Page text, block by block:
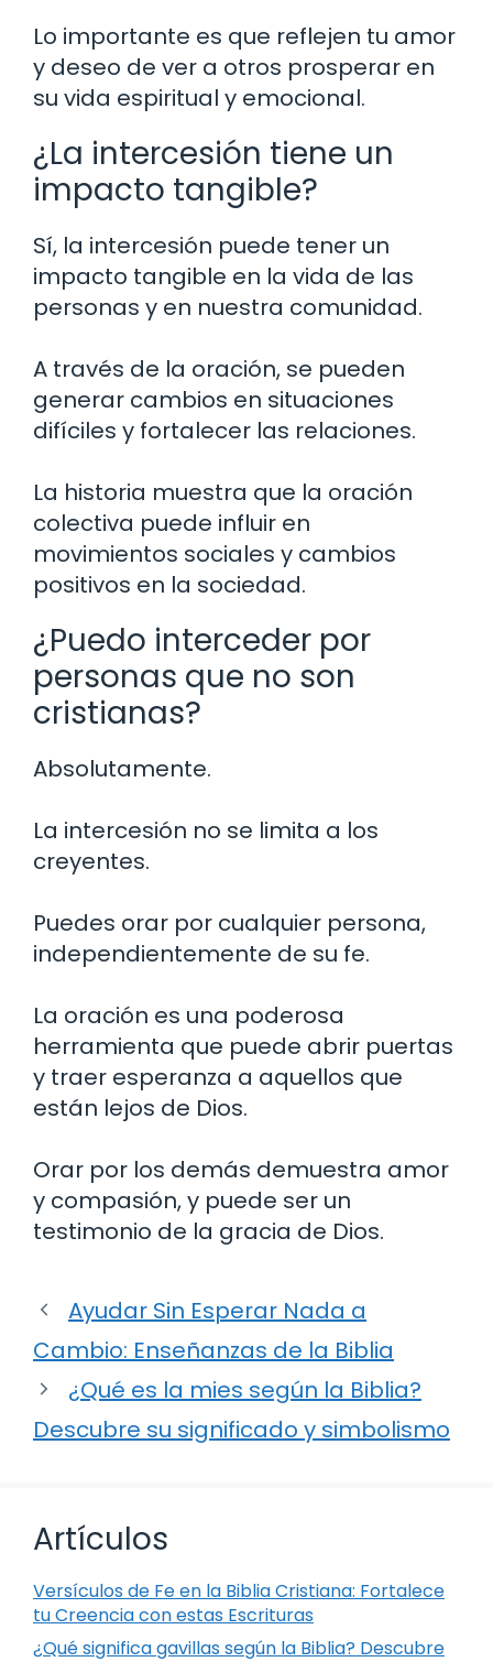
Lo importante es que reflejen tu amor
y deseo de ver a otros prosperar en
su vida espiritual y emocional.
¿La intercesión tiene un
impacto tangible?
Sí, la intercesión puede tener un
impacto tangible en la vida de las
personas y en nuestra comunidad.
A través de la oración, se pueden
generar cambios en situaciones
difíciles y fortalecer las relaciones.
La historia muestra que la oración
colectiva puede influir en
movimientos sociales y cambios
positivos en la sociedad.
¿Puedo interceder por
personas que no son
cristianas?
Absolutamente.
La intercesión no se limita a los
creyentes.
Puedes orar por cualquier persona,
independientemente de su fe.
La oración es una poderosa
herramienta que puede abrir puertas
y traer esperanza a aquellos que
están lejos de Dios.
Orar por los demás demuestra amor
y compasión, y puede ser un
testimonio de la gracia de Dios.
Ayudar Sin Esperar Nada a
Cambio: Enseñanzas de la Biblia
¿Qué es la mies según la Biblia?
Descubre su significado y simbolismo
Artículos
Versículos de Fe en la Biblia Cristiana: Fortalece
tu Creencia con estas Escrituras
¿Qué significa gavillas según la Biblia? Descubre